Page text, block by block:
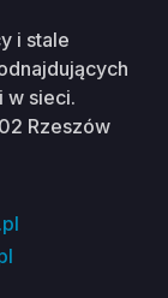
i stale
w sieci.
Rzeszów